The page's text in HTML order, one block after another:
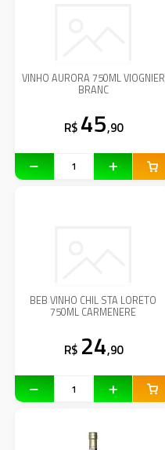
VINHO AURORA 750ML VIOGNIER
BRANC
R$ 45,90
BEB VINHO CHIL STA LORETO
750ML CARMENERE
R$ 24,90